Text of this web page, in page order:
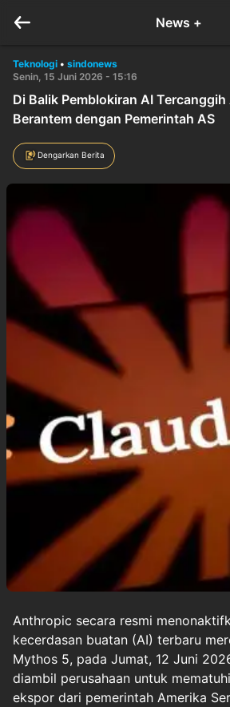
News +
Teknologi • sindonews
Senin, 15 Juni 2026 - 15:16
Di Balik Pemblokiran AI
Berantem dengan Pemerintah AS
Dengarkan Berita
Anthropic secara resmi
kecerdasan buatan (AI) terbaru
Mythos 5, pada Jumat, 12 Juni
diambil perusahaan untuk
ekspor dari pemerintah Amerika